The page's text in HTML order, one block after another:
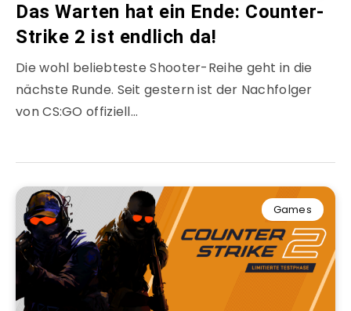
Das Warten hat ein Ende: Counter-
Strike 2 ist endlich da!
Die wohl beliebteste Shooter-Reihe geht in die
nächste Runde. Seit gestern ist der Nachfolger
von CS:GO offiziell…
Games